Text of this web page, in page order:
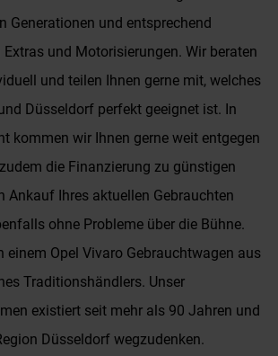
Generationen und entsprechend
und Motorisierungen. Wir beraten
und teilen Ihnen gerne mit, welches
Düsseldorf perfekt geeignet ist. In
kommen wir Ihnen gerne weit entgegen
die Finanzierung zu günstigen
Ankauf Ihres aktuellen Gebrauchten
ohne Probleme über die Bühne.
einem Opel Vivaro Gebrauchtwagen aus
Traditionshändlers. Unser
existiert seit mehr als 90 Jahren und
Düsseldorf wegzudenken.